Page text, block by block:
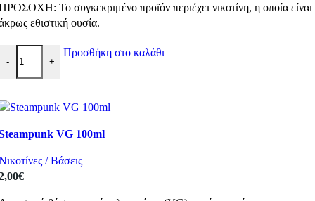
Το συγκεκριμένο προϊόν περιέχει νικοτίνη, η οποία είναι
εθιστική ουσία.
-
France Nicotine Booster 50-50 ποσότητα
+
Προσθήκη στο καλάθι
VG 100ml
/ Βάσεις
€